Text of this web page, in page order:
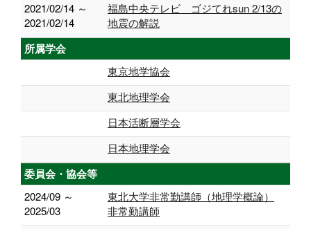
2021/02/14 ～
2021/02/14
福島中央テレビ ゴジてれsun 2/13の
地震の解説
所属学会
東京地学協会
東北地理学会
日本活断層学会
日本地理学会
委員会・協会等
2024/09 ～
2025/03
東北大学非常勤講師（地理学概論）
非常勤講師